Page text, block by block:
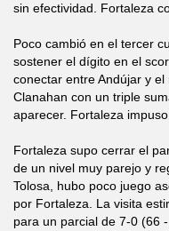
sin efectividad. Fortaleza
Poco cambió en el tercer
sostener el dígito en el
conectar entre Andújar y
Clanahan con un triple
aparecer. Fortaleza
Fortaleza supo cerrar el
de un nivel muy parejo y
Tolosa, hubo poco juego
por Fortaleza. La visita
para un parcial de 7-0 (66